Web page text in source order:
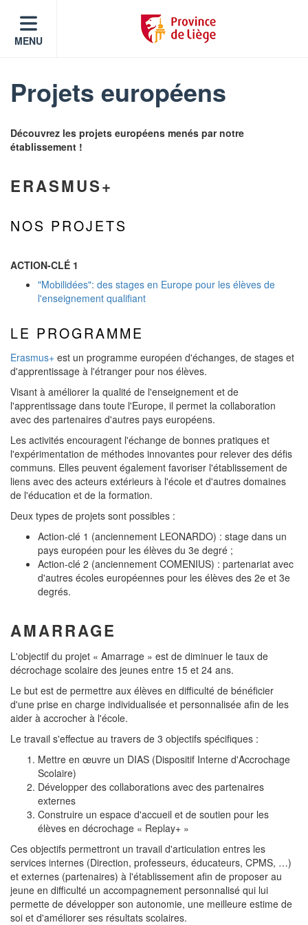
MENU
Projets européens
Découvrez les projets européens menés par notre
établissement !
ERASMUS+
NOS PROJETS
ACTION-CLÉ 1
"Mobilidées": des stages en Europe pour les élèves de
l'enseignement qualifiant
LE PROGRAMME
Erasmus+ est un programme européen d'échanges, de stages et
d'apprentissage à l'étranger pour nos élèves.
Visant à améliorer la qualité de l'enseignement et de
l'apprentissage dans toute l'Europe, il permet la collaboration
avec des partenaires d'autres pays européens.
Les activités encouragent l'échange de bonnes pratiques et
l'expérimentation de méthodes innovantes pour relever des défis
communs. Elles peuvent également favoriser l'établissement de
liens avec des acteurs extérieurs à l'école et d'autres domaines
de l'éducation et de la formation.
Deux types de projets sont possibles :
Action-clé 1 (anciennement LEONARDO) : stage dans un
pays européen pour les élèves du 3e degré ;
Action-clé 2 (anciennement COMENIUS) : partenariat avec
d'autres écoles européennes pour les élèves des 2e et 3e
degrés.
AMARRAGE
L'objectif du projet « Amarrage » est de diminuer le taux de
décrochage scolaire des jeunes entre 15 et 24 ans.
Le but est de permettre aux élèves en difficulté de bénéficier
d'une prise en charge individualisée et personnalisée afin de les
aider à accrocher à l'école.
Le travail s'effectue au travers de 3 objectifs spécifiques :
Mettre en œuvre un DIAS (Dispositif Interne d'Accrochage
Scolaire)
Développer des collaborations avec des partenaires
externes
Construire un espace d'accueil et de soutien pour les
élèves en décrochage « Replay+ »
Ces objectifs permettront un travail d'articulation entres les
services internes (Direction, professeurs, éducateurs, CPMS, …)
et externes (partenaires) à l'établissement afin de proposer au
jeune en difficulté un accompagnement personnalisé qui lui
permette de développer son autonomie, une meilleure estime de
soi et d'améliorer ses résultats scolaires.